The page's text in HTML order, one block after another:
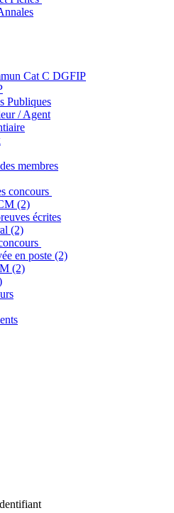
Cat C DGFIP
Publiques
/ Agent
membres
concours
(2)
écrites
(2)
en poste (2)
(2)